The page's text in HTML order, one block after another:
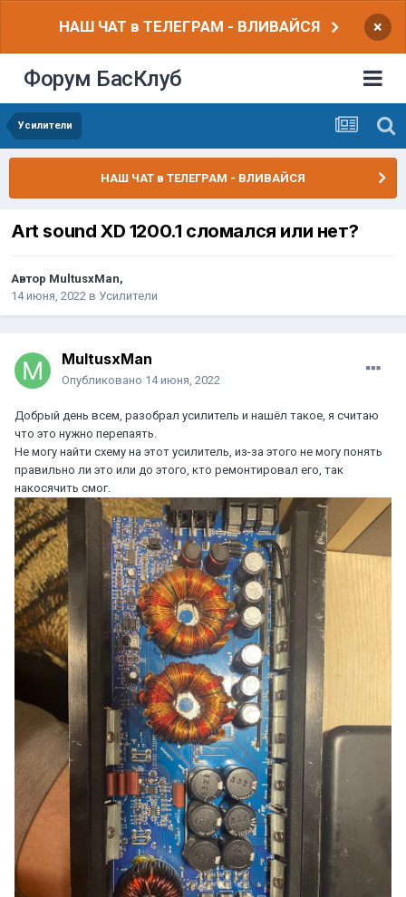
НАШ ЧАТ в ТЕЛЕГРАМ - ВЛИВАЙСЯ ×
Форум БасКлуб
Усилители
НАШ ЧАТ в ТЕЛЕГРАМ - ВЛИВАЙСЯ
Art sound XD 1200.1 сломался или нет?
Автор MultusxMan,
14 июня, 2022 в Усилители
MultusxMan
Опубликовано 14 июня, 2022
Добрый день всем, разобрал усилитель и нашёл такое, я считаю
что это нужно перепаять.
Не могу найти схему на этот усилитель, из-за этого не могу понять
правильно ли это или до этого, кто ремонтировал его, так
накосячить смог.